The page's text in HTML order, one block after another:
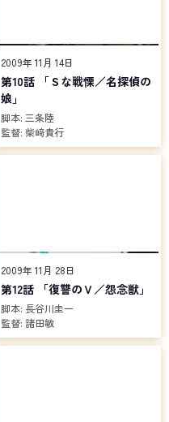
2009年 11月 14日
第10話 「Ｓな戦慄／名探偵の
娘」
脚本: 三条陸
監督: 柴﨑貴行
2009年 11月 28日
第12話 「復讐のＶ／怨念獣」
脚本: 長谷川圭一
監督: 諸田敏